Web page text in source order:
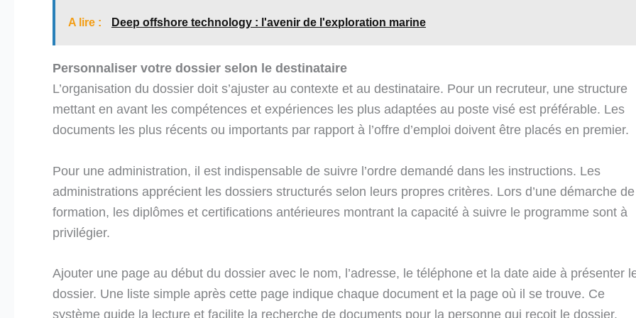
A lire : Deep offshore technology : l'avenir de l'exploration marine
Personnaliser votre dossier selon le destinataire
L’organisation du dossier doit s’ajuster au contexte et au destinataire. Pour un recruteur, une structure
mettant en avant les compétences et expériences les plus adaptées au poste visé est préférable. Les
documents les plus récents ou importants par rapport à l’offre d’emploi doivent être placés en premier.
Pour une administration, il est indispensable de suivre l’ordre demandé dans les instructions. Les
administrations apprécient les dossiers structurés selon leurs propres critères. Lors d’une démarche de
formation, les diplômes et certifications antérieures montrant la capacité à suivre le programme sont à
privilégier.
Ajouter une page au début du dossier avec le nom, l’adresse, le téléphone et la date aide à présenter
dossier. Une liste simple après cette page indique chaque document et la page où il se trouve. Ce
système guide la lecture et facilite la recherche de documents pour la personne qui reçoit le dossier.